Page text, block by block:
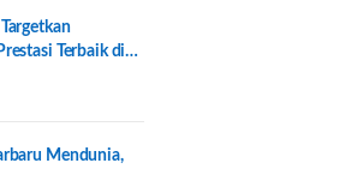
Terbaik di
Mendunia,